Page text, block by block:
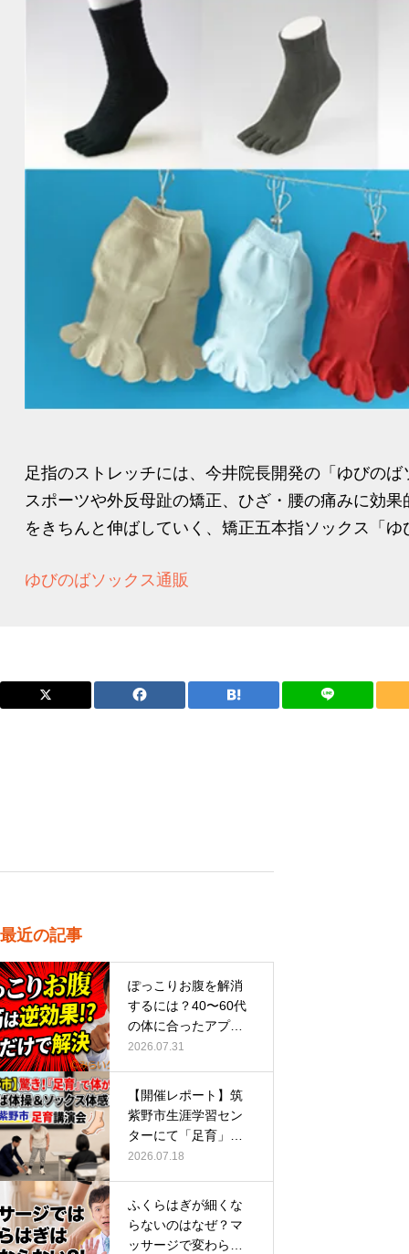
足指のストレッチには、今井院長開発の「ゆびの
スポーツや外反母趾の矯正、ひざ・腰の痛みに効
をきちんと伸ばしていく、矯正五本指ソックス「
ゆびのばソックス通販
最近の記事
ぽっこりお腹を解消
するには？40〜60代
の体に合ったアプロ
ーチ
2026.07.31
【開催レポート】筑
紫野市生涯学習セン
ターにて「足育」講
演会に登壇し…
2026.07.18
ふくらはぎが細くな
らないのはなぜ？マ
ッサージで変わらな